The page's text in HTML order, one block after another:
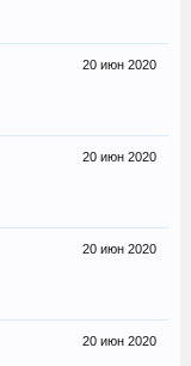
20 июн 2020
20 июн 2020
20 июн 2020
20 июн 2020